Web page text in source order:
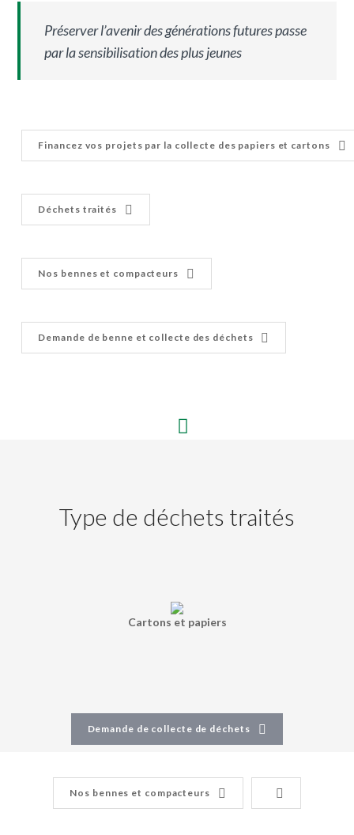
Préserver l’avenir des générations futures passe
par la sensibilisation des plus jeunes
Financez vos projets par la collecte des papiers et cartons
Déchets traités
Nos bennes et compacteurs
Demande de benne et collecte des déchets
Type de déchets traités
Cartons et papiers
Demande de collecte de déchets
Nos bennes et compacteurs